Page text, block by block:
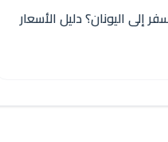
دليل الأسعار